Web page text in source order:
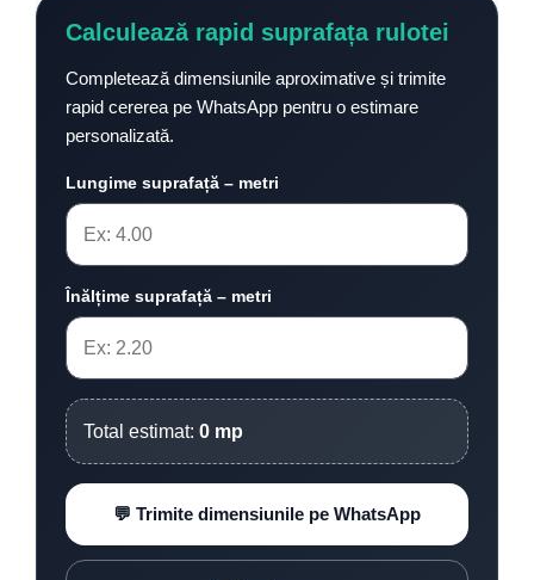
Calculează rapid suprafața rulotei
Completează dimensiunile aproximative și trimite
rapid cererea pe WhatsApp pentru o estimare
personalizată.
Lungime suprafață – metri
Înălțime suprafață – metri
Total estimat: 0 mp
💬 Trimite dimensiunile pe WhatsApp